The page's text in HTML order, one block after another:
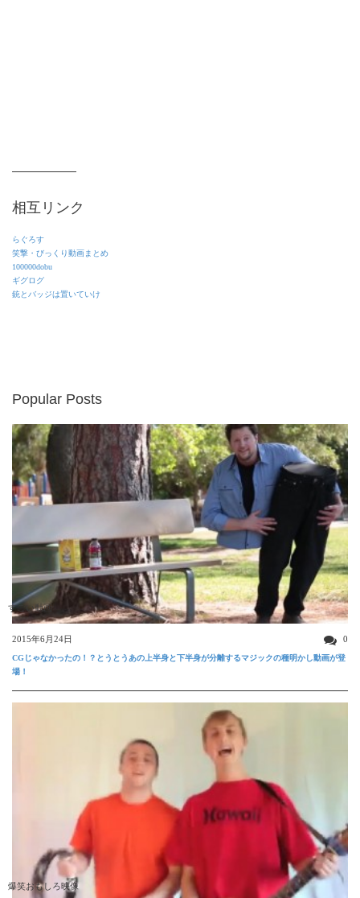
相互リンク
らぐろす
笑撃・びっくり動画まとめ
100000dobu
ギグログ
銃とバッジは置いていけ
Popular Posts
すごい動画
2015年6月24日 0
CGじゃなかったの！？とうとうあの上半身と下半身が分離するマジックの種明かし動画が登
場！
爆笑おもしろ映像